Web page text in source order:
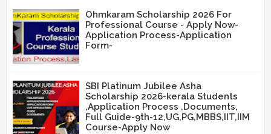
Ohmkaram Scholarship 2026 For
Professional Course - Apply Now-
Application Process-Application
Form-
SBI Platinum Jubilee Asha
Scholarship 2026-kerala Students
,Application Process ,Documents,
Full Guide-9th-12,UG,PG,MBBS,IIT,IIM
Course-Apply Now